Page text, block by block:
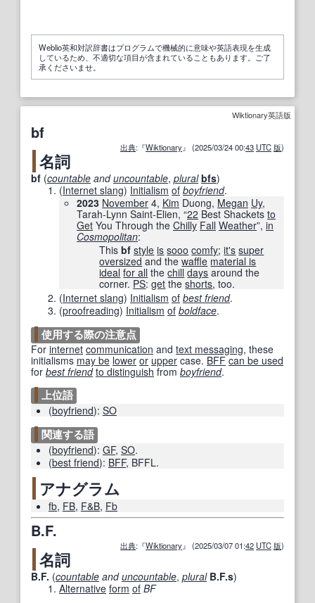
Weblio英和対訳辞書はプログラムで機械的に意味や英語表現を生成
しているため、不適切な項目が含まれていることもあります。ご了
承くださいませ。
Wiktionary英語版
bf
出典:『Wiktionary』 (2025/03/24 00:43 UTC 版)
名詞
bf (countable anduncountable, plural bfs)
(Internet slang) Initialism of boyfriend.
2023 November 4, Kim Duong, Megan Uy,
Tarah-Lynn Saint-Elien, “22 Best Shackets to
Get You Through the Chilly Fall Weather”, in
Cosmopolitan‎:
Thisbf style is sooo comfy;it's super
oversizedand thewaffle material is
ideal for all thechill days around the
corner. PS:get theshorts, too.
(Internet slang) Initialism of best friend.
(proofreading) Initialism of boldface.
使用する際の注意点
For internet communication and text messaging, these
initialisms may be lower or upper case. BFF can be used
for best friend to distinguish from boyfriend.
上位語
(boyfriend): SO
関連する語
(boyfriend): GF, SO.
(best friend): BFF, BFFL.
アナグラム
fb, FB, F&B, Fb
B.F.
出典:『Wiktionary』 (2025/03/07 01:42 UTC 版)
名詞
B.F. (countable anduncountable, plural B.F.s)
Alternative form of BF